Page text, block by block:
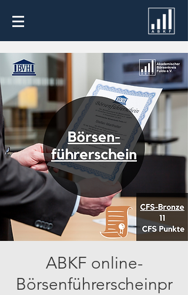
ABKF online-
Börsenführerscheinpr